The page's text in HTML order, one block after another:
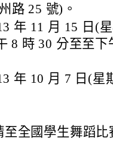
路 25 號)。
年 11 月 15 日(
8 時 30 分至至
年 10 月 7 日(星
至全國學生舞蹈